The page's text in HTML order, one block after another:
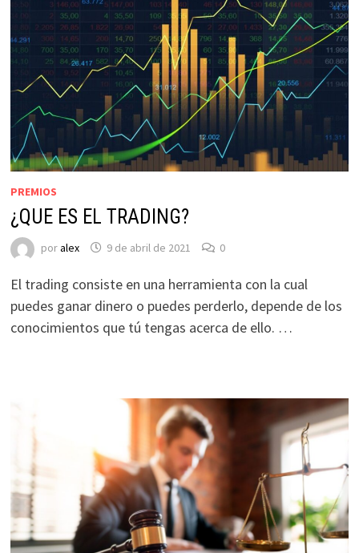
PREMIOS
¿QUE ES EL TRADING?
poralex 9 de abril de 2021 0
El trading consiste en una herramienta con la cual
puedes ganar dinero o puedes perderlo, depende de los
conocimientos que tú tengas acerca de ello. …